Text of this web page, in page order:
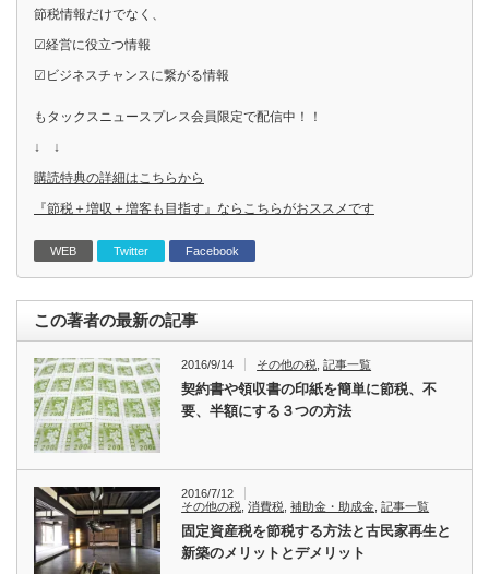
節税情報だけでなく、
☑経営に役立つ情報
☑ビジネスチャンスに繋がる情報
もタックスニュースプレス会員限定で配信中！！
↓ ↓
購読特典の詳細はこちらから
『節税＋増収＋増客も目指す』ならこちらがおススメです
WEB Twitter Facebook
この著者の最新の記事
2016/9/14 その他の税 ,記事一覧
契約書や領収書の印紙を簡単に節税、不
要、半額にする３つの方法
2016/7/12
その他の税 ,消費税 ,補助金・助成金 ,記事一覧
固定資産税を節税する方法と古民家再生と
新築のメリットとデメリット